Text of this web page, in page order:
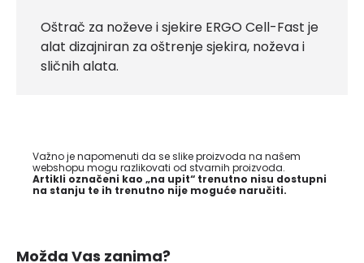
Oštrač za noževe i sjekire ERGO Cell-Fast je
alat dizajniran za oštrenje sjekira, noževa i
sličnih alata.
Važno je napomenuti da se slike proizvoda na našem
webshopu mogu razlikovati od stvarnih proizvoda.
Artikli označeni kao „na upit“ trenutno nisu dostupni
na stanju te ih trenutno nije moguće naručiti.
Možda Vas zanima?